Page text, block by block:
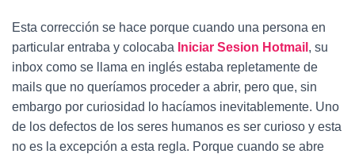
Esta corrección se hace porque cuando una persona en
particular entraba y colocaba Iniciar Sesion Hotmail , su
inbox como se llama en inglés estaba repletamente de
mails que no queríamos proceder a abrir, pero que, sin
embargo por curiosidad lo hacíamos inevitablemente. Uno
de los defectos de los seres humanos es ser curioso y esta
no es la excepción a esta regla. Porque cuando se abre